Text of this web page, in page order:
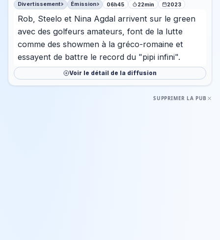
Divertissement Émission 06h45 22min 2023
Rob, Steelo et Nina Agdal arrivent sur le green
avec des golfeurs amateurs, font de la lutte
comme des showmen à la gréco-romaine et
essayent de battre le record du "pipi infini".
Voir le détail de la diffusion
SUPPRIMER LA PUB